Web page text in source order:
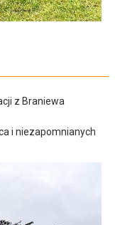
z Braniewa
i niezapomnianych